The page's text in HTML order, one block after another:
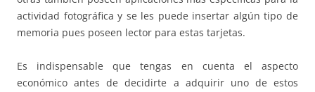
actividad fotográfica y se les puede insertar algún tipo de
memoria pues poseen lector para estas tarjetas.
Es indispensable que tengas en cuenta el aspecto
económico antes de decidirte a adquirir uno de estos